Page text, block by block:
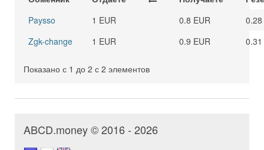
Paysso
1 EUR 0.8 EUR
Zgk-change
1 EUR 0.9 EUR
Показано с 1 до 2 с 2 элементов
ABCD.money © 2016 - 2026